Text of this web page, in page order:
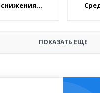
ПОКАЗАТЬ ЕЩЕ